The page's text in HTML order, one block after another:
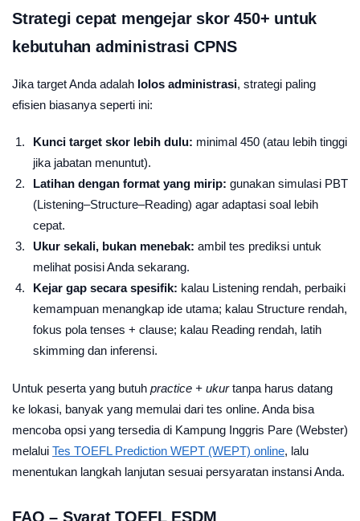
Strategi cepat mengejar skor 450+ untuk
kebutuhan administrasi CPNS
Jika target Anda adalah lolos administrasi, strategi paling
efisien biasanya seperti ini:
Kunci target skor lebih dulu: minimal 450 (atau lebih tinggi
jika jabatan menuntut).
Latihan dengan format yang mirip: gunakan simulasi PBT
(Listening–Structure–Reading) agar adaptasi soal lebih
cepat.
Ukur sekali, bukan menebak: ambil tes prediksi untuk
melihat posisi Anda sekarang.
Kejar gap secara spesifik: kalau Listening rendah, perbaiki
kemampuan menangkap ide utama; kalau Structure rendah,
fokus pola tenses + clause; kalau Reading rendah, latih
skimming dan inferensi.
Untuk peserta yang butuh practice + ukurtanpa harus datang
ke lokasi, banyak yang memulai dari tes online. Anda bisa
mencoba opsi yang tersedia di Kampung Inggris Pare (Webster)
melalui Tes TOEFL Prediction WEPT (WEPT) online, lalu
menentukan langkah lanjutan sesuai persyaratan instansi Anda.
FAQ – Syarat TOEFL ESDM